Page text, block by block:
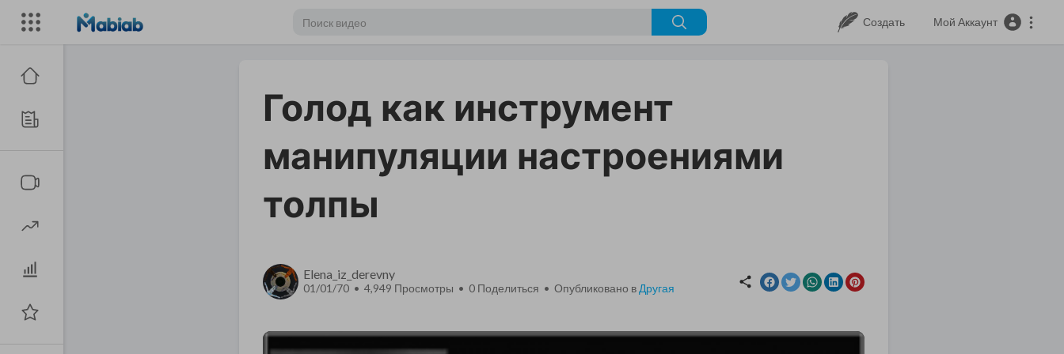
Создать Мой Аккаунт
Голод как инструмент
манипуляции настроениями
толпы
Elena_iz_derevny
01/01/70 • 4,949 Просмотры • 0 Поделиться • Опубликовано в Другая